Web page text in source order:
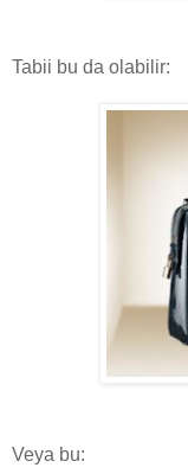
Tabii bu da olabilir:
Veya bu: